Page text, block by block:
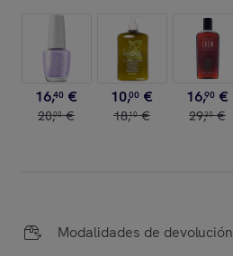
16,40 €
20,00 €
10,00 €
18,10 €
16,90 €
29,30 €
Modalidades de devolución